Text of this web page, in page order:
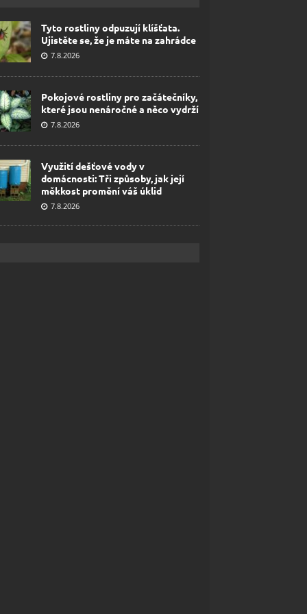
Tyto rostliny odpuzují klíšťata.
Ujistěte se, že je máte na zahrádce
7.8.2026
Pokojové rostliny pro začátečníky,
které jsou nenáročné a něco vydrží
7.8.2026
Využití dešťové vody v
domácnosti: Tři způsoby, jak její
měkkost promění váš úklid
7.8.2026